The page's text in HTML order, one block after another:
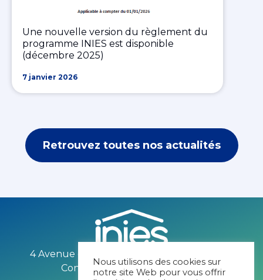
Une nouvelle version du règlement du
programme INIES est disponible
(décembre 2025)
7 janvier 2026
Retrouvez toutes nos actualités
4 Avenue du recteur Poincaré 75016 PARIS
Contact mail :contact@inies.fr
Nous utilisons des cookies sur
notre site Web pour vous offrir